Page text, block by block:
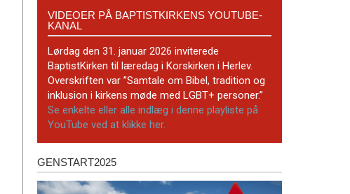
BaptistKirkens
YouTube-
kanal
VIDEOER PÅ BAPTISTKIRKENS YOUTUBE-
KANAL
Lørdag den 31. januar 2026 inviterede
BaptistKirken til læredag i Korskirken i Herlev.
Overskriften var ”Samtale om Bibel, tradition og
inklusion i kirkens møde med LGBT+ personer.”
Se enkelte eller alle indlæg i denne playliste på
YouTube ved at klikke her.
Genstart2025
GENSTART2025